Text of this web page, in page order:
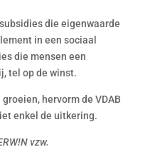
die eigenwaarde
in een sociaal
die mensen een
tel op de winst.
hervorm de VDAB
enkel de uitkering.
vzw.